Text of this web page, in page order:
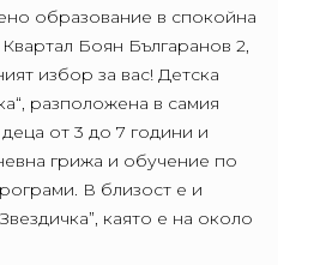
образование в спокойна
Боян Българанов 2,
избор за вас! Детска
разположена в самия
от 3 до 7 години и
грижа и обучение по
В близост е и
каято е на около